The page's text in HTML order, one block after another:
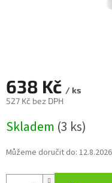
638 Kč / ks
527 Kč bez DPH
cena:
Skladem (3 ks)
Můžeme doručit do: 12.8.2026